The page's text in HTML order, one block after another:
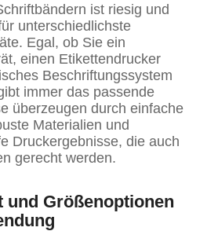
ist riesig und
unterschiedlichste
Egal, ob Sie ein
einen Etikettendrucker
Beschriftungssystem
immer das passende
überzeugen durch einfache
Materialien und
Druckergebnisse, die auch
gerecht werden.
und Größenoptionen